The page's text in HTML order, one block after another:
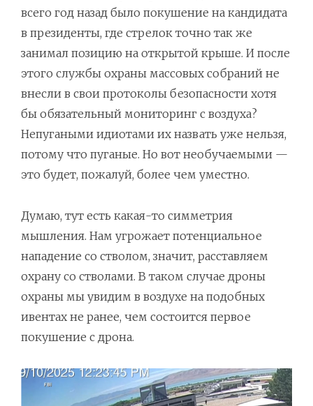
всего год назад было покушение на кандидата
в президенты, где стрелок точно так же
занимал позицию на открытой крыше. И после
этого службы охраны массовых собраний не
внесли в свои протоколы безопасности хотя
бы обязательный мониторинг с воздуха?
Непугаными идиотами их назвать уже нельзя,
потому что пуганые. Но вот необучаемыми —
это будет, пожалуй, более чем уместно.
Думаю, тут есть какая-то симметрия
мышления. Нам угрожает потенциальное
нападение со стволом, значит, расставляем
охрану со стволами. В таком случае дроны
охраны мы увидим в воздухе на подобных
ивентах не ранее, чем состоится первое
покушение с дрона.